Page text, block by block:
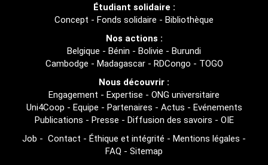
Étudiant solidaire :
Concept - Fonds solidaire - Bibliothèque
Nos actions :
Belgique - Bénin - Bolivie - Burundi
Cambodge - Madagascar- RDCongo - TOGO
Nous découvrir :
Engagement - Expertise - ONG universitaire
Uni4Coop - Equipe - Partenaires - Actus - Evénements
Publications - Presse - Diffusion des savoirs - OIE
Job - Contact - Éthique et intégrité - Mentions légales -
FAQ - Sitemap